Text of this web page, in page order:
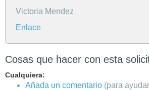
Victoria Mendez
Enlace
Cosas que hacer con esta
Cualquiera:
Añada un comentario (para